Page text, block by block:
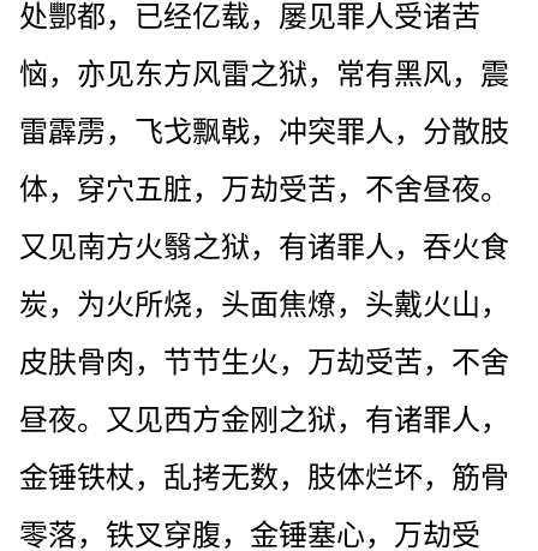
处酆都，已经亿载，屡见罪人受诸苦
恼，亦见东方风雷之狱，常有黑风，震
雷霹雳，飞戈飘戟，冲突罪人，分散肢
体，穿穴五脏，万劫受苦，不舍昼夜。
又见南方火翳之狱，有诸罪人，吞火食
炭，为火所烧，头面焦燎，头戴火山，
皮肤骨肉，节节生火，万劫受苦，不舍
昼夜。又见西方金刚之狱，有诸罪人，
金锤铁杖，乱拷无数，肢体烂坏，筋骨
零落，铁叉穿腹，金锤塞心，万劫受